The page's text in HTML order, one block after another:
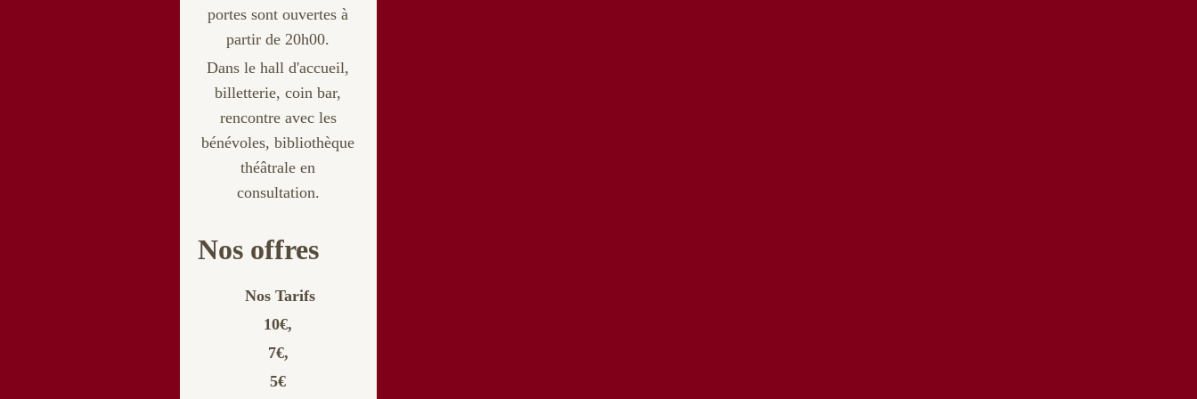
portes sont ouvertes à
partir de 20h00.
Dans le hall d'accueil,
billetterie, coin bar,
rencontre avec les
bénévoles, bibliothèque
théâtrale en
consultation.
Nos offres
Nos Tarifs
10€,
7€,
5€